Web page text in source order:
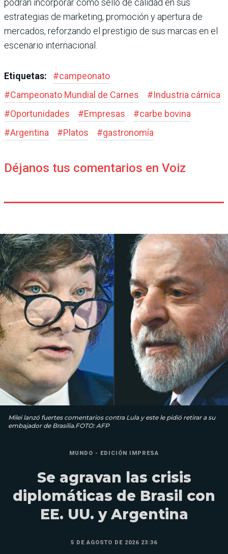
podrán incorporar como sello de calidad en sus
estrategias de marketing, promoción y apertura de
mercados, reforzando el prestigio de sus marcas en el
escenario internacional.
Etiquetas: #campeonato
#Campeonato Mundial de Carnes #Industria cárnica
#Oportunidades #Empresas #carbe bovina
#Argentina #Platos #gastronomía
Déjanos tus comentarios en Voiz
Milei lanzó fuertes comentarios contra Lula y este le pidió retirar a su
embajador de Brasilia.FOTO: AFP
MUNDO - EDICIÓN IMPRESA
Se agravan las crisis
diplomáticas de Brasil con
EE. UU. y Argentina
5 DE AGOSTO DE 2026 23:36